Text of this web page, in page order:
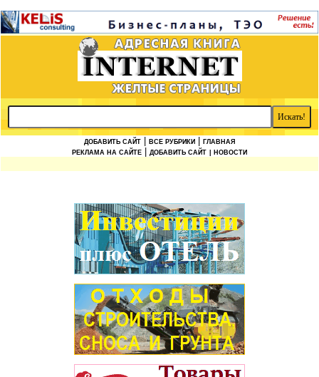
ДОБАВИТЬ САЙТ ВСЕ РУБРИКИ
ГЛАВНАЯ
РЕКЛАМА НА САЙТЕ
ДОБАВИТЬ САЙТ | НОВОСТИ